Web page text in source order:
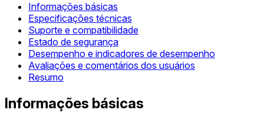
Informações básicas
Especificações técnicas
Suporte e compatibilidade
Estado de segurança
Desempenho e indicadores de desempenho
Avaliações e comentários dos usuários
Resumo
Informações básicas